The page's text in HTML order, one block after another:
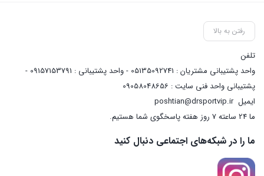
رفتن به بالا
تلفن
واحد پشتیبانی مشتریان : 05135092741 - واحد پشتیبانی : 09157153791 -
پشتیبانی واحد فنی سایت : 09058048656
ایمیلposhtian@drsportvip.ir
ما 24 ساعته 7 روز هفته پاسخگوی شما هستیم.
ما را در شبکه‌های اجتماعی دنبال کنید